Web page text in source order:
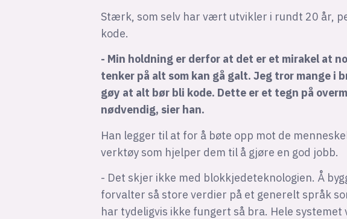
Stærk, som selv har vært utvikler i rundt 20 år,
kode.
- Min holdning er derfor at det er et mirakel at
tenker på alt som kan gå galt. Jeg tror mange i
gøy at alt bør bli kode. Dette er et tegn på
nødvendig, sier han.
Han legger til at for å bøte opp mot de
verktøy som hjelper dem til å gjøre en god jobb.
- Det skjer ikke med blokkjedeteknologien. Å
forvalter så store verdier på et generelt språk
har tydeligvis ikke fungert så bra. Hele